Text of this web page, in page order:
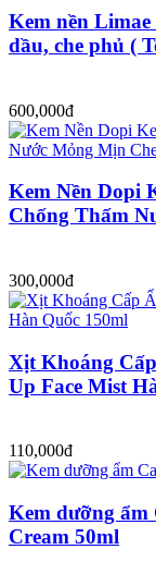
Kem nền
dầu, che phủ (
600,000đ
Kem Nền Dopi
Chống Thấm
300,000đ
Xịt Khoáng
Up Face Mist
110,000đ
Kem dưỡng ẩm
Cream 50ml